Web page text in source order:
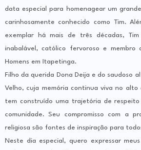
data especial para homenagear um
carinhosamente conhecido como Tim.
exemplar há mais de três décadas,
inabalável, católico fervoroso e membro
Homens em Itapetinga.
Filho da querida Dona Deija e do saudoso
Velho, cuja memória continua viva no alto
tem construído uma trajetória de respeito
comunidade. Seu compromisso com a
religiosa são fontes de inspiração para
Neste dia especial, quero expressar